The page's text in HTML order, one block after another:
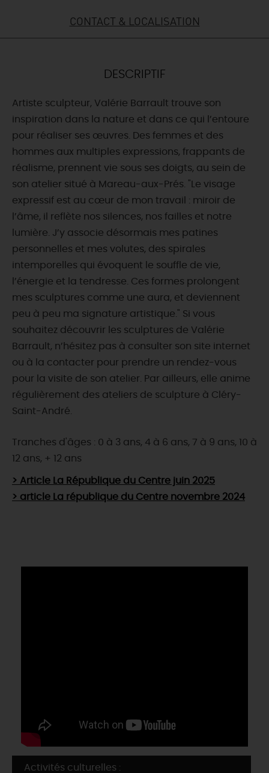
DEMAIN
CE WEEK-END
TOUT L'AGENDA
CONTACT & LOCALISATION
DESCRIPTIF
Artiste sculpteur, Valérie Barrault trouve son
inspiration dans la nature et dans ce qui l’entoure
pour réaliser ses œuvres. Des femmes et des
hommes aux multiples expressions, frappants de
réalisme, prennent vie sous ses doigts, au sein de
son atelier situé à Mareau-aux-Prés. "Le visage
expressif est au cœur de mon travail : miroir de
l’âme, il reflète nos silences, nos failles et notre
lumière. J’y associe désormais mes patines
personnelles et mes volutes, des spirales
intemporelles qui évoquent le souffle de vie,
l’énergie et la tendresse. Ces formes prolongent
mes sculptures comme une aura, et deviennent
peu à peu ma signature artistique." Si vous
souhaitez découvrir les sculptures de Valérie
Barrault, n’hésitez pas à consulter son site internet
ou à la contacter pour prendre un rendez-vous
pour la visite de son atelier. Par ailleurs, elle anime
régulièrement des ateliers de sculpture à Cléry-
Saint-André.
Tranches d'âges : 0 à 3 ans, 4 à 6 ans, 7 à 9 ans, 10 à
12 ans, + 12 ans
> Article La République du Centre juin 2025
> article La république du Centre novembre 2024
Activités culturelles :